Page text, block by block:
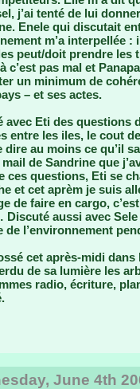
j’ai tenté de lui
Enele qui discutait
m’a interpellée :
peut/doit prendre les
c’est pas mal et
un minimum de
– et ses actes.
avec Eti des questions
entre les iles, le cout
dire au moins ce qu’il
de Sandrine que
ces questions, Eti se
et cet aprèm je suis
de faire en cargo,
Discuté aussi avec
de l’environnement
cet après-midi
de sa lumière les
radio, écriture,
June 4th